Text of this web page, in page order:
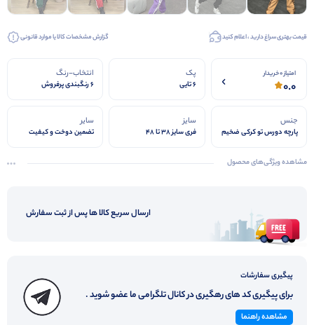
قیمت بهتری سراغ دارید ، اعلام کنید گزارش مشخصات کالا یا موارد قانونی
امتیاز 0 خریدار
0.0
پک
6 تایی
انتخاب-رنگ
6 رنگبندی پرفروش
جنس
پارچه دورس تو کرکی ضخیم
سایز
فری سایز 38 تا 48
سایر
تضمین دوخت و کیفیت
مشاهده ویژگی‌های محصول
ارسال سریع کالا ها پس از ثبت سفارش
پیگیری سفارشات
برای پیگیری کد های رهگیری در کانال تلگرامی ما عضو شوید .
مشاهده راهنما